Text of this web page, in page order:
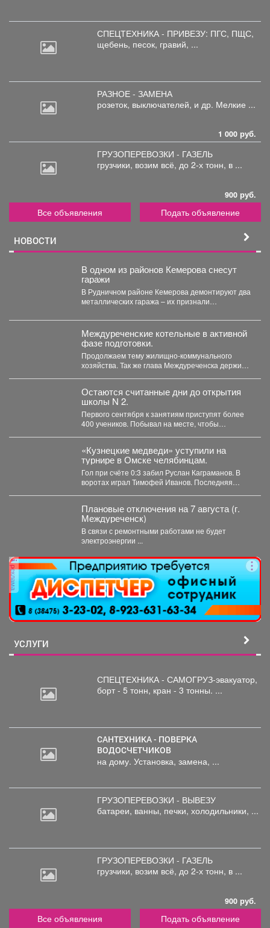
СПЕЦТЕХНИКА - ПРИВЕЗУ: ПГС, ПЩС,
щебень, песок, гравий, ...
РАЗНОЕ - ЗАМЕНА
розеток, выключателей, и др. Мелкие ...
1 000 руб.
ГРУЗОПЕРЕВОЗКИ - ГАЗЕЛЬ
грузчики, возим всё, до 2-х тонн, в ...
900 руб.
Все объявления Подать объявление
НОВОСТИ
В одном из районов Кемерова снесут
гаражи
В Рудничном районе Кемерова демонтируют два
металлических гаража – их признали
Междуреченские котельные в активной
фазе подготовки.
Продолжаем тему жилищно-коммунального
хозяйства. Так же глава Междуреченска держит
Остаются считанные дни до открытия
школы N 2.
Первого сентября к занятиям приступят более
400 учеников. Побывал на месте, чтобы
«Кузнецкие медведи» уступили на
турнире в Омске челябинцам.
Гол при счёте 0:3 забил Руслан Каграманов. В
воротах играл Тимофей Иванов. Последняя
Плановые отключения на 7 августа (г.
Междуреченск)
В связи с ремонтными работами не будет
электроэнергии ...
реклама
УСЛУГИ
СПЕЦТЕХНИКА - САМОГРУЗ-эвакуатор,
борт - 5 тонн, кран - 3 тонны. ...
САНТЕХНИКА - ПОВЕРКА
ВОДОСЧЕТЧИКОВ
на дому. Установка, замена, ...
ГРУЗОПЕРЕВОЗКИ - ВЫВЕЗУ
батареи, ванны, печки, холодильники, ...
ГРУЗОПЕРЕВОЗКИ - ГАЗЕЛЬ
грузчики, возим всё, до 2-х тонн, в ...
900 руб.
Все объявления Подать объявление